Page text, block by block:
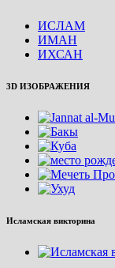
ИСЛАМ
ИМАН
ИХСАН
3D ИЗОБРАЖЕНИЯ
Исламская викторина